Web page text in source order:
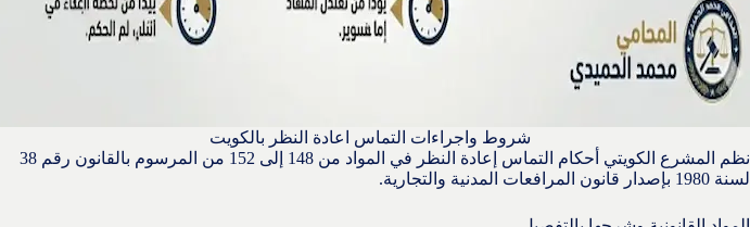
شروط واجراءات التماس اعادة النظر بالكويت
نظم المشرع الكويتي أحكام التماس إعادة النظر في المواد من 148 إلى 152 من المرسوم بالقانون رقم 38
لسنة 1980 بإصدار قانون المرافعات المدنية والتجارية.